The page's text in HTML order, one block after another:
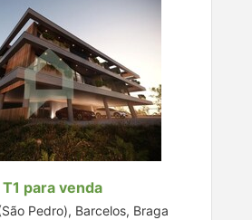
para venda
Pedro), Barcelos, Braga